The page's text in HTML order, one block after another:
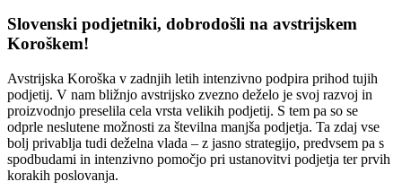
Slovenski podjetniki, dobrodošli na avstrijskem
Koroškem!
Avstrijska Koroška v zadnjih letih intenzivno podpira prihod tujih
podjetij. V nam bližnjo avstrijsko zvezno deželo je svoj razvoj in
proizvodnjo preselila cela vrsta velikih podjetij. S tem pa so se
odprle neslutene možnosti za številna manjša podjetja. Ta zdaj vse
bolj privablja tudi deželna vlada – z jasno strategijo, predvsem pa s
spodbudami in intenzivno pomočjo pri ustanovitvi podjetja ter prvih
korakih poslovanja.